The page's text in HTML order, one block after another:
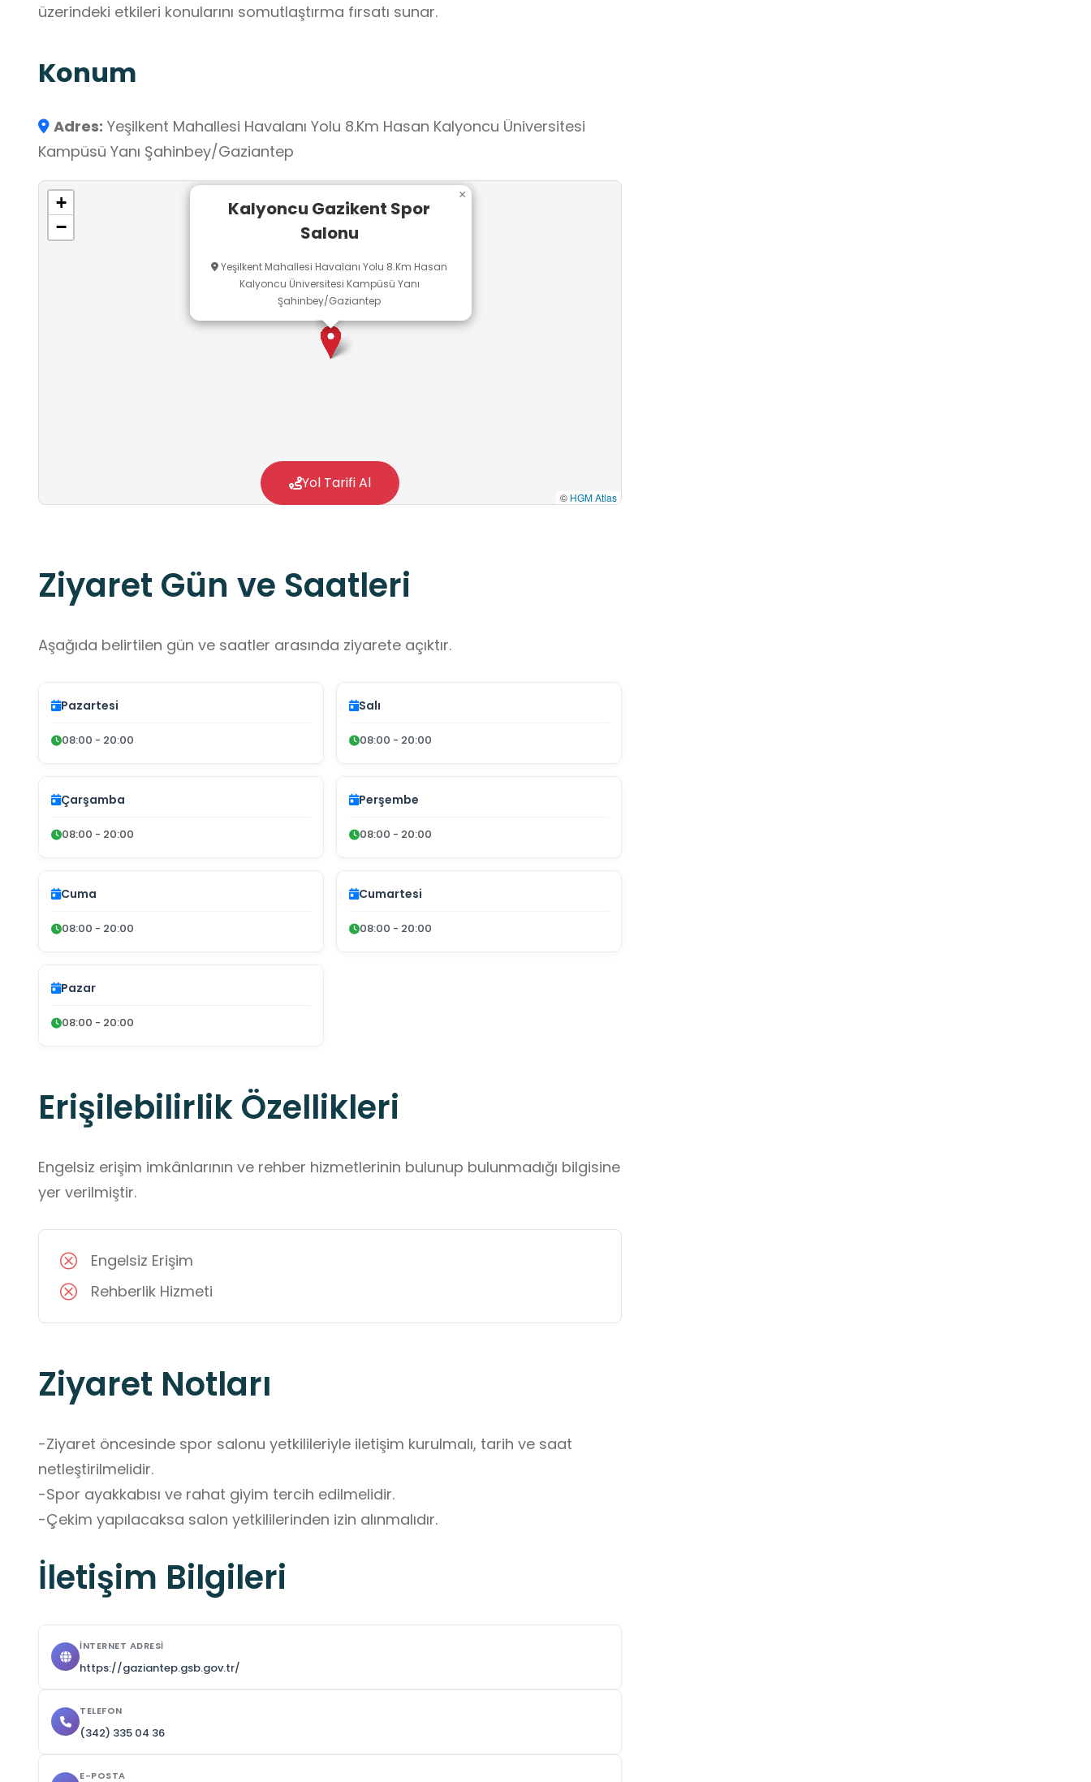
üzerindeki etkileri konularını somutlaştırma fırsatı sunar.
Konum
Adres: Yeşilkent Mahallesi Havalanı Yolu 8.Km Hasan Kalyoncu Üniversitesi
Kampüsü Yanı Şahinbey/Gaziantep
Kalyoncu Gazikent Spor
Salonu
Yeşilkent Mahallesi Havalanı Yolu 8.Km Hasan
Kalyoncu Üniversitesi Kampüsü Yanı
Şahinbey/Gaziantep
×
+
−
© HGM Atlas
Yol Tarifi Al
Ziyaret Gün ve Saatleri
Aşağıda belirtilen gün ve saatler arasında ziyarete açıktır.
Pazartesi
08:00 - 20:00
Salı
08:00 - 20:00
Çarşamba
08:00 - 20:00
Perşembe
08:00 - 20:00
Cuma
08:00 - 20:00
Cumartesi
08:00 - 20:00
Pazar
08:00 - 20:00
Erişilebilirlik Özellikleri
Engelsiz erişim imkânlarının ve rehber hizmetlerinin bulunup bulunmadığı bilgisine
yer verilmiştir.
Engelsiz Erişim
Rehberlik Hizmeti
Ziyaret Notları
-Ziyaret öncesinde spor salonu yetkilileriyle iletişim kurulmalı, tarih ve saat
netleştirilmelidir.
-Spor ayakkabısı ve rahat giyim tercih edilmelidir.
-Çekim yapılacaksa salon yetkililerinden izin alınmalıdır.
İletişim Bilgileri
İNTERNET ADRESI
https://gaziantep.gsb.gov.tr/
TELEFON
(342) 335 04 36
E-POSTA